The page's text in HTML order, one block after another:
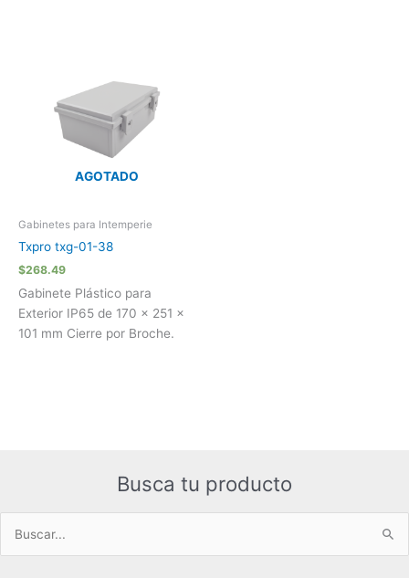
AGOTADO
Gabinetes para Intemperie
Txpro txg-01-38
$268.49
Gabinete Plástico para
Exterior IP65 de 170 x 251 x
101 mm Cierre por Broche.
Busca tu producto
Buscar
por: